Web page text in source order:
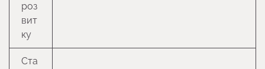
роз
вит
ку
Ста